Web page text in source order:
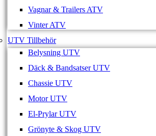
Vagnar & Trailers ATV
Vinter ATV
UTV Tillbehör
Belysning UTV
Däck & Bandsatser UTV
Chassie UTV
Motor UTV
El-Prylar UTV
Grönyte & Skog UTV